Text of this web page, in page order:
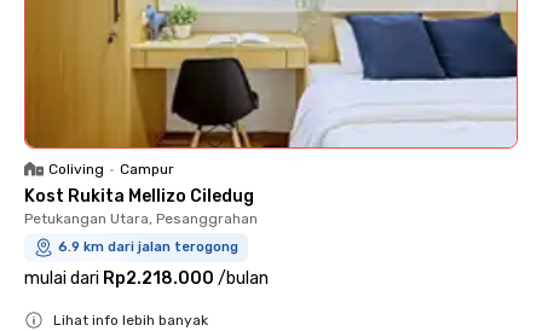
Coliving • Campur
Kost Rukita Mellizo Ciledug
Petukangan Utara, Pesanggrahan
6.9 km dari jalan terogong
mulai dari Rp2.218.000 /bulan
Lihat info lebih banyak